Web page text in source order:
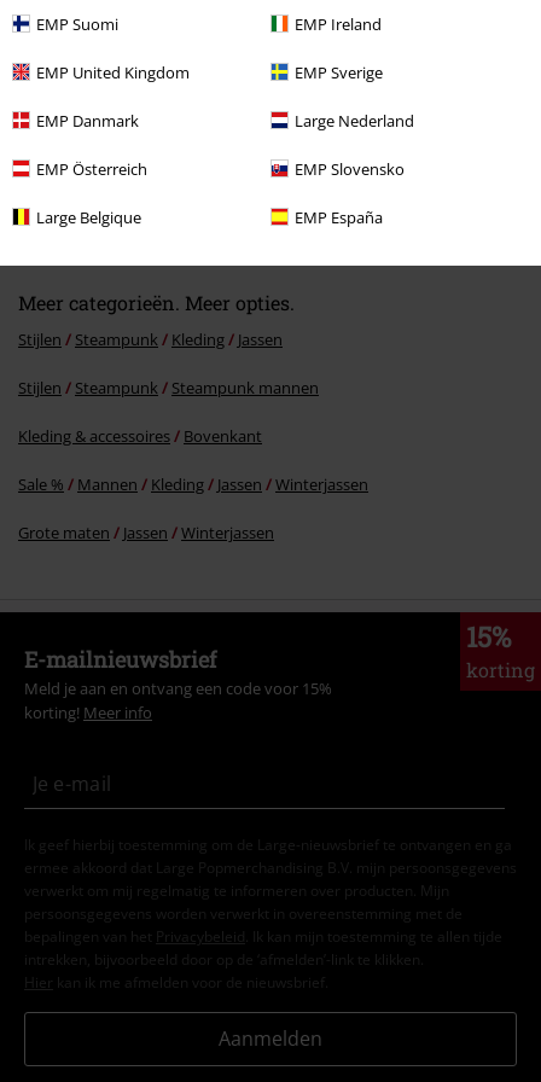
EMP Suomi EMP Ireland
EMP United Kingdom EMP Sverige
EMP Danmark Large Nederland
EMP Österreich EMP Slovensko
Large Belgique EMP España
Geverifieerde recensie
Heeft deze recensie je geholpen?
Opmerking
Meer categorieën. Meer opties.
Stijlen Steampunk Kleding Jassen
Stijlen Steampunk Steampunk mannen
Kleding & accessoires Bovenkant
Sale % Mannen Kleding Jassen Winterjassen
Grote maten Jassen Winterjassen
15%
korting
E-mailnieuwsbrief
Meld je aan en ontvang een code voor 15%
korting! Meer info
Ik geef hierbij toestemming om de Large-nieuwsbrief te ontvangen en ga
ermee akkoord dat Large Popmerchandising B.V. mijn persoonsgegevens
verwerkt om mij regelmatig te informeren over producten. Mijn
persoonsgegevens worden verwerkt in overeenstemming met de
bepalingen van het
Privacybeleid . Ik kan mijn toestemming te allen tijde
intrekken, bijvoorbeeld door op de ‘afmelden’-link te klikken.
Hier kan ik me afmelden voor de nieuwsbrief.
Aanmelden